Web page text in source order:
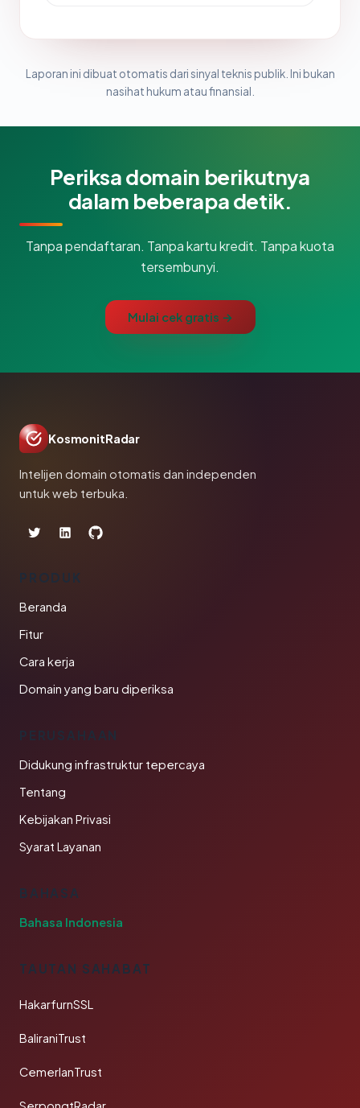
Laporan ini dibuat otomatis dari sinyal teknis publik. Ini bukan
nasihat hukum atau finansial.
Periksa domain berikutnya
dalam beberapa detik.
Tanpa pendaftaran. Tanpa kartu kredit. Tanpa kuota
tersembunyi.
Mulai cek gratis →
KosmonitRadar
Intelijen domain otomatis dan independen
untuk web terbuka.
PRODUK
Beranda
Fitur
Cara kerja
Domain yang baru diperiksa
PERUSAHAAN
Didukung infrastruktur tepercaya
Tentang
Kebijakan Privasi
Syarat Layanan
BAHASA
Bahasa Indonesia
TAUTAN SAHABAT
HakarfurnSSL
BaliraniTrust
CemerlanTrust